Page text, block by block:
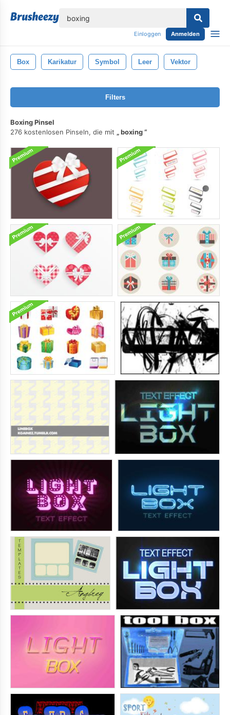
Einloggen Anmelden
Box Karikatur Symbol Leer Vektor
Filters
Boxing Pinsel
276 kostenlosen Pinseln, die mit
boxing